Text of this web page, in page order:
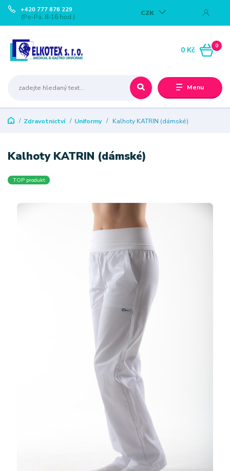
Menu
CZK
+420 777 876 229
(Po-Pá, 8-16 hod.)
0
0 Kč
Zdravotnictví Uniformy Kalhoty KATRIN (dámské)
Kalhoty KATRIN (dámské)
TOP produkt